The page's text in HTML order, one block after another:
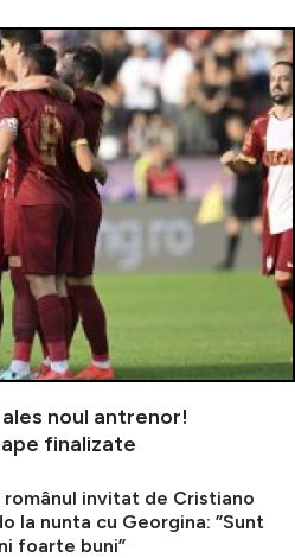
ales noul antrenor!
finalizate
românul invitat de Cristiano
la nunta cu Georgina: ”Sunt
foarte buni”